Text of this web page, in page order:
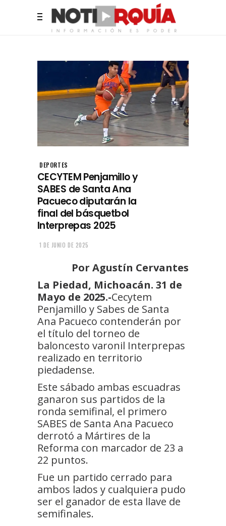
DEPORTES
CECYTEM Penjamillo y
SABES de Santa Ana
Pacueco diputarán la
final del básquetbol
Interprepas 2025
1 DE JUNIO DE 2025
Por Agustín Cervantes
La Piedad, Michoacán. 31 de
Mayo de 2025.-Cecytem
Penjamillo y Sabes de Santa
Ana Pacueco contenderán por
el título del torneo de
baloncesto varonil Interprepas
realizado en territorio
piedadense.
Este sábado ambas escuadras
ganaron sus partidos de la
ronda semifinal, el primero
SABES de Santa Ana Pacueco
derrotó a Mártires de la
Reforma con marcador de 23 a
22 puntos.
Fue un partido cerrado para
ambos lados y cualquiera pudo
ser el ganador de esta llave de
semifinales.